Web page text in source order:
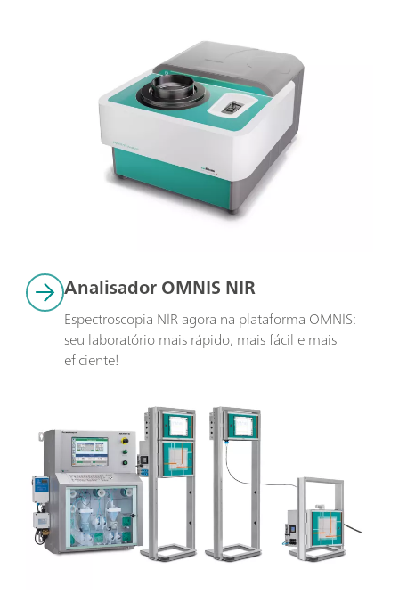
Analisador OMNIS NIR
Espectroscopia NIR agora na plataforma OMNIS:
seu laboratório mais rápido, mais fácil e mais